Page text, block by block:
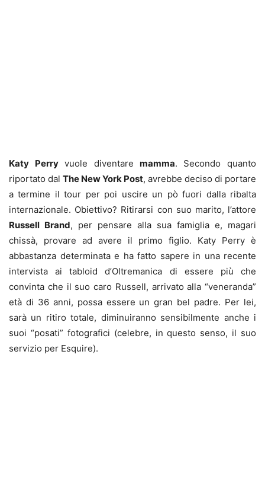
Katy Perryvuole diventare mamma. Secondo quanto
riportato dal The New York Post, avrebbe deciso di portare
a termine il tour per poi uscire un pò fuori dalla ribalta
internazionale. Obiettivo? Ritirarsi con suo marito, l’attore
Russell Brand, per pensare alla sua famiglia e, magari
chissà, provare ad avere il primo figlio. Katy Perry è
abbastanza determinata e ha fatto sapere in una recente
intervista ai tabloid d’Oltremanica di essere più che
convinta che il suo caro Russell, arrivato alla “veneranda”
età di 36 anni, possa essere un gran bel padre. Per lei,
sarà un ritiro totale, diminuiranno sensibilmente anche i
suoi “posati” fotografici (celebre, in questo senso, il suo
servizio per Esquire).